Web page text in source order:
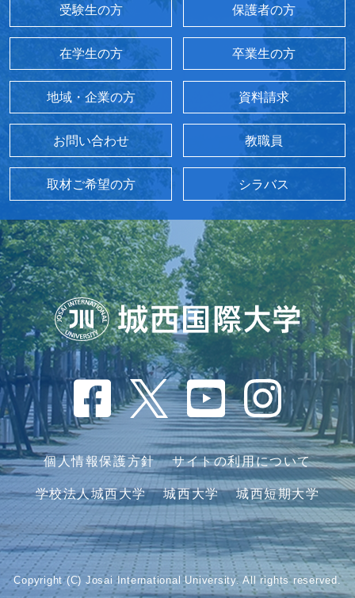
受験生の方 保護者の方
在学生の方 卒業生の方
地域・企業の方 資料請求
お問い合わせ 教職員
取材ご希望の方 シラバス
個人情報保護方針 サイトの利用について
学校法人城西大学 城西大学 城西短期大学
Copyright (C) Josai International University. All rights reserved.